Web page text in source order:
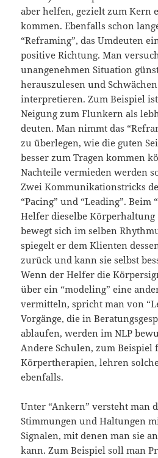
aber helfen, gezielt zum Kern
kommen. Ebenfalls schon
“Reframing”, das Umdeuten
positive Richtung. Man
unangenehmen Situation
herauszulesen und
interpretieren. Zum Beispiel
Neigung zum Flunkern als
deuten. Man nimmt das
zu überlegen, wie die guten
besser zum Tragen kommen
Nachteile vermieden werden
Zwei Kommunikationstricks
“Pacing” und “Leading”. Beim
Helfer dieselbe
bewegt sich im selben
spiegelt er dem Klienten
zurück und kann sie selbst
Wenn der Helfer die
über ein “modeling” eine
vermitteln, spricht man von
Vorgänge, die in
ablaufen, werden im NLP
Andere Schulen, zum Beispiel
Körpertherapien, lehren
ebenfalls.
Unter “Ankern” versteht man
Stimmungen und Haltungen
Signalen, mit denen man sie
kann. Zum Beispiel soll man